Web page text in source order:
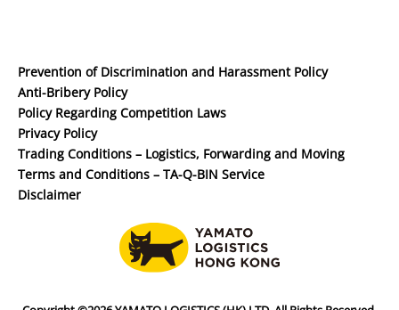
Prevention of Discrimination and Harassment Policy
Anti-Bribery Policy
Policy Regarding Competition Laws
Privacy Policy
Trading Conditions – Logistics, Forwarding and Moving
Terms and Conditions – TA-Q-BIN Service
Disclaimer